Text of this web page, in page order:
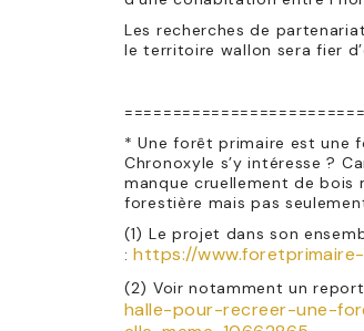
Les recherches de
le territoire wallon sera fier
* Une forêt primaire est une
Chronoxyle s’y intéresse ?
manque cruellement de bois
forestière mais pas
(1) Le projet dans son
:https://
(2) Voir notamment un
halle-pour-recreer-une-